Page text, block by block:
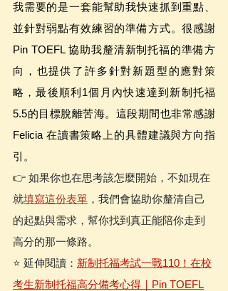
我需要的是一套能幫助我快速抓到重點、
並針對弱點有效練習的準備方式。很感謝
Pin TOEFL 協助我釐清新制托福的準備方
向，也提供了許多針對新題型的應對策
略，最後順利1個月內快速達到新制托福
5.5的目標脫離苦海。這段期間也非常感謝
Felicia 在讀書策略上的具體建議與方向指
引。
👉 如果你也在思考該怎麼開始，不如現在
就填寫這份表單 ，我們會協助你釐清自己
的起點與需求，幫你找到真正能陪你走到
高分的那一條路。
⭐️ 延伸閱讀： 新制托福考試一戰110！在校
考生新制托福高分備考心得｜Pin TOEFL